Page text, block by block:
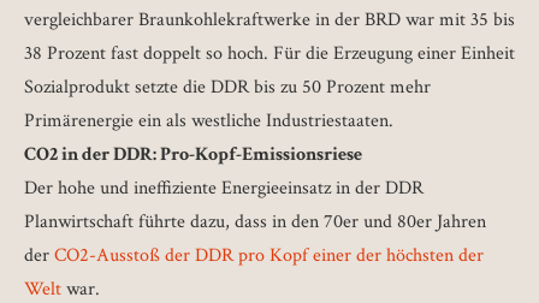
vergleichbarer Braunkohlekraftwerke in der BRD war mit 35 bis
38 Prozent fast doppelt so hoch. Für die Erzeugung einer Einheit
Sozialprodukt setzte die DDR bis zu 50 Prozent mehr
Primärenergie ein als westliche Industriestaaten.
CO2 in der DDR: Pro-Kopf-Emissionsriese
Der hohe und ineffiziente Energieeinsatz in der DDR
Planwirtschaft führte dazu, dass in den 70er und 80er Jahren
derCO2-Ausstoß der DDR pro Kopf einer der höchsten der
Weltwar.